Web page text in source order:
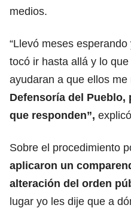
medios.
“Llevó meses
tocó ir hasta allá y lo
ayudaran a que ellos me
Defensoría del Pueblo,
que responden”,
Sobre el procedimiento
aplicaron un
alteración del orden
lugar yo les dije que a